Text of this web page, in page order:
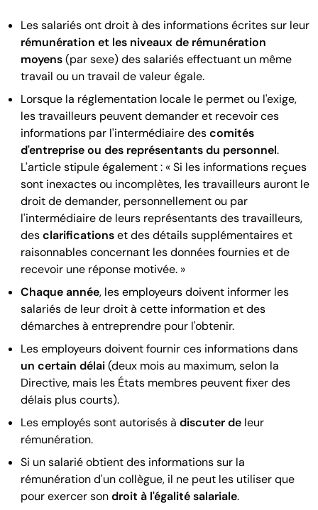
Les salariés ont droit à des informations écrites sur leur
rémunération et les niveaux de rémunération
moyens(par sexe) des salariés effectuant un même
travail ou un travail de valeur égale.
Lorsque la réglementation locale le permet ou l'exige,
les travailleurs peuvent demander et recevoir ces
informations par l'intermédiaire descomités
d'entreprise ou des représentants du personnel.
L'article stipule également : « Si les informations reçues
sont inexactes ou incomplètes, les travailleurs auront le
droit de demander, personnellement ou par
l'intermédiaire de leurs représentants des travailleurs,
desclarificationset des détails supplémentaires et
raisonnables concernant les données fournies et de
recevoir une réponse motivée. »
Chaque année, les employeurs doivent informer les
salariés de leur droit à cette information et des
démarches à entreprendre pour l'obtenir.
Les employeurs doivent fournir ces informations dans
un certain délai(deux mois au maximum, selon la
Directive, mais les États membres peuvent fixer des
délais plus courts).
Les employés sont autorisés à discuter de leur
rémunération.
Si un salarié obtient des informations sur la
rémunération d'un collègue, il ne peut les utiliser que
pour exercer sondroit à l'égalité salariale.